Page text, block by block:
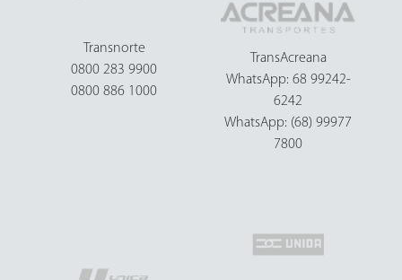
Transnorte
0800 283 9900
0800 886 1000
TransAcreana
WhatsApp: 68 99242-
6242
WhatsApp: (68) 99977
7800